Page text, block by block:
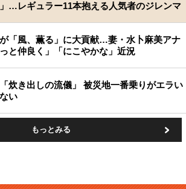
…レギュラー11本抱える人気者のジレンマ
「風、薫る」に大貢献…妻・水卜麻美アナ
と仲良く」「にこやかな」近況
炊き出しの流儀」 被災地一番乗りがエラい
い
もっとみる